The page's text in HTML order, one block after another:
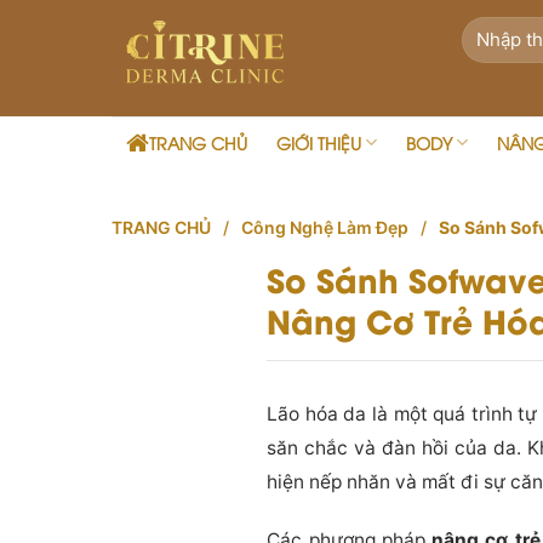
TRANG CHỦ GIỚI THIỆU BODY
TRANG CHỦ / Công Nghệ Làm Đẹp / So Sánh
So Sánh
Nâng Cơ Trẻ
Lão hóa da là một quá trình
săn chắc và đàn hồi của da.
hiện nếp nhăn và mất đi sự